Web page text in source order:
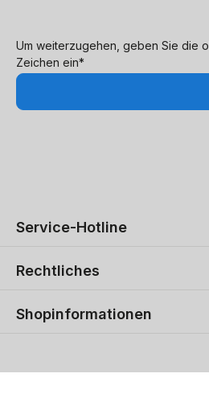
Um weiterzugehen, geben Sie die
Zeichen ein*
Service-Hotline
Rechtliches
Shopinformationen